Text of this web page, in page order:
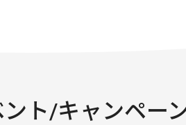
ト/キャンペー